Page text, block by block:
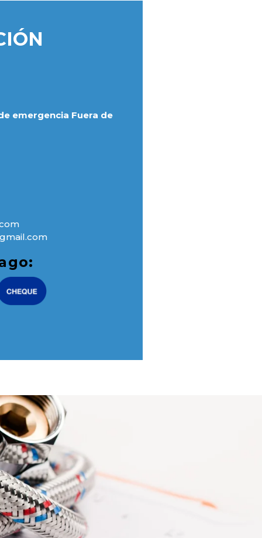
emergencia Fuera de